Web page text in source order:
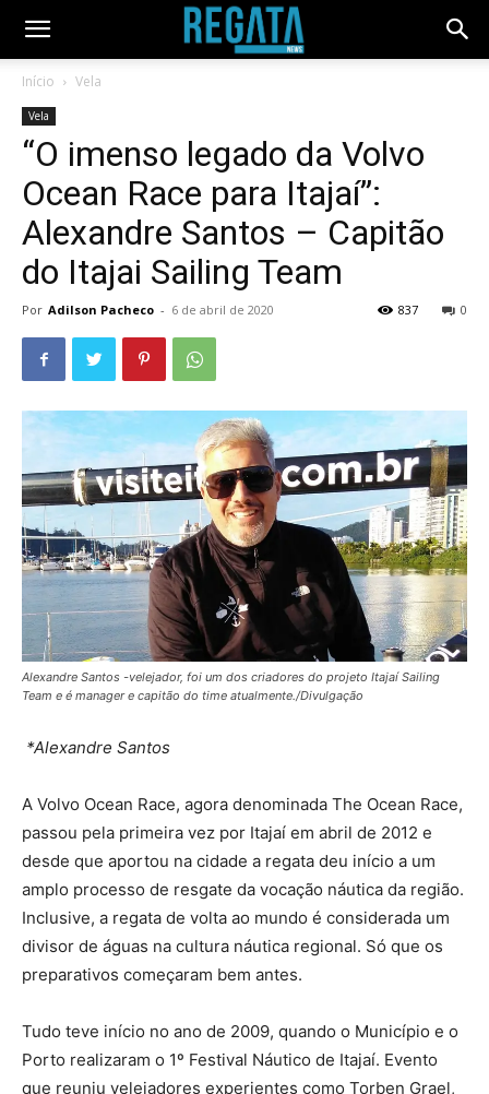
Início Vela
Vela
“O imenso legado da Volvo
Ocean Race para Itajaí”:
Alexandre Santos – Capitão
do Itajai Sailing Team
Por Adilson Pacheco - 6 de abril de 2020 0
837
Alexandre Santos -velejador, foi um dos criadores do projeto Itajaí Sailing
Team e é manager e capitão do time atualmente./Divulgação
*Alexandre Santos
A Volvo Ocean Race, agora denominada The Ocean Race,
passou pela primeira vez por Itajaí em abril de 2012 e
desde que aportou na cidade a regata deu início a um
amplo processo de resgate da vocação náutica da região.
Inclusive, a regata de volta ao mundo é considerada um
divisor de águas na cultura náutica regional. Só que os
preparativos começaram bem antes.
Tudo teve início no ano de 2009, quando o Município e o
Porto realizaram o 1º Festival Náutico de Itajaí. Evento
que reuniu velejadores experientes como Torben Grael,